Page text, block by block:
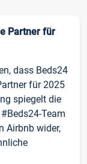
Partner für
dass Beds24
für 2025
spiegelt die
Team
Airbnb wider,